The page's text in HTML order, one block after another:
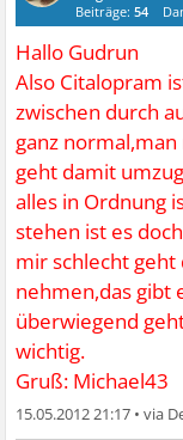
Beiträge:54
Hallo Gudrun
Also Citalopram
zwischen durch
ganz
geht damit
alles in Ordnung
stehen ist es
mir schlecht geht
nehmen,das gibt
überwiegend
wichtig.
Gruß: Michael43
15.05.2012 21:17 •